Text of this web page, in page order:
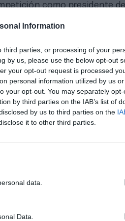
Information
parties, or processing of your
by us, please use the below opt-out
your opt-out request is processed
personal information utilized by us
your opt-out. You may separately
by third parties on the IAB’s list of
by us to third parties on the
it to other third parties.
data.
Data.
como presidente
acercamiento entre
acuerdo global de derechos
millones de dólares anuales
firma). Precisamente, la
gigante tecnológico
lo que cualquier suscriptor
ir ligada a los nuevos